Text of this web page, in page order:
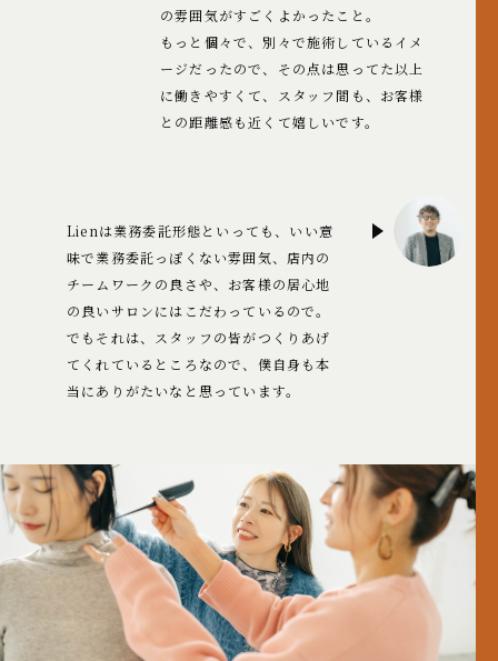
の雰囲気がすごくよかったこと。
もっと個々で、別々で施術しているイメ
ージだったので、その点は思ってた以上
に働きやすくて、スタッフ間も、お客様
との距離感も近くて嬉しいです。
Lienは業務委託形態といっても、いい意
味で業務委託っぽくない雰囲気、店内の
チームワークの良さや、お客様の居心地
の良いサロンにはこだわっているので。
でもそれは、スタッフの皆がつくりあげ
てくれているところなので、僕自身も本
当にありがたいなと思っています。